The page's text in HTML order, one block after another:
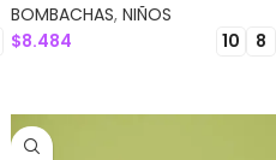
BOMBACHAS, NIÑOS
$8.484 10 8